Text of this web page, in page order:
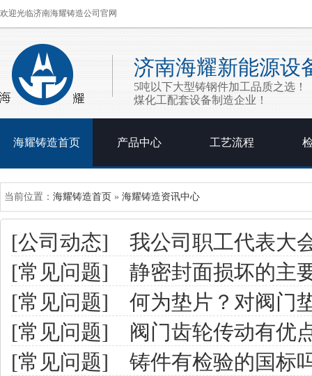
欢迎光临济南海耀铸造公司官网
济南海耀新能源设
5吨以下大型铸钢件加工品质之选！
煤化工配套设备制造企业！
海耀铸造首页 产品中心 工艺流程
当前位置： 海耀铸造首页 » 海耀铸造资讯中心
[公司动态]
我公司职工代表大
[常见问题]
静密封面损坏的主
[常见问题]
何为垫片？对阀门
[常见问题]
阀门齿轮传动有优
[常见问题]
铸件有检验的国标